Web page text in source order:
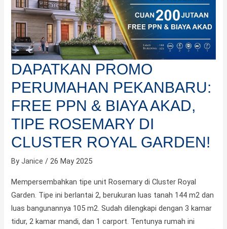
DAPATKAN PROMO
PERUMAHAN PEKANBARU:
FREE PPN & BIAYA AKAD,
TIPE ROSEMARY DI
CLUSTER ROYAL GARDEN!
ByJanice/26 May 2025
Mempersembahkan tipe unit Rosemary di Cluster Royal
Garden. Tipe ini berlantai 2, berukuran luas tanah 144 m2 dan
luas bangunannya 105 m2. Sudah dilengkapi dengan 3 kamar
tidur, 2 kamar mandi, dan 1 carport. Tentunya rumah ini